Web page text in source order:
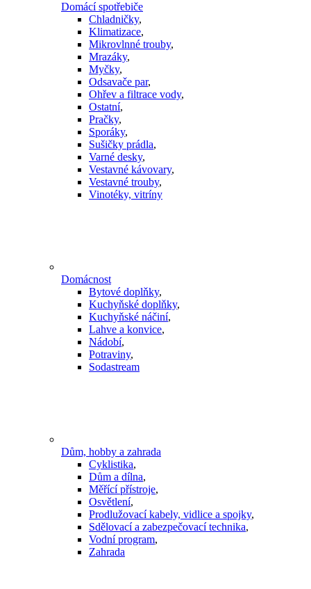
Domácí spotřebiče
Chladničky,
Klimatizace,
Mikrovlnné trouby,
Mrazáky,
Myčky,
Odsavače par,
Ohřev a filtrace vody,
Ostatní,
Pračky,
Sporáky,
Sušičky prádla,
Varné desky,
Vestavné kávovary,
Vestavné trouby,
Vinotéky, vitríny
Domácnost
Bytové doplňky,
Kuchyňské doplňky,
Kuchyňské náčiní,
Lahve a konvice,
Nádobí,
Potraviny,
Sodastream
Dům, hobby a zahrada
Cyklistika,
Dům a dílna,
Měřící přístroje,
Osvětlení,
Prodlužovací kabely, vidlice a spojky,
Sdělovací a zabezpečovací technika,
Vodní program,
Zahrada